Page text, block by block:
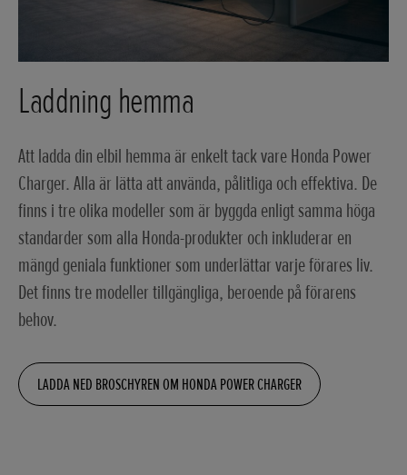
Laddning hemma
Att ladda din elbil hemma är enkelt tack vare Honda Power
Charger. Alla är lätta att använda, pålitliga och effektiva. De
finns i tre olika modeller som är byggda enligt samma höga
standarder som alla Honda-produkter och inkluderar en
mängd geniala funktioner som underlättar varje förares liv.
Det finns tre modeller tillgängliga, beroende på förarens
behov.
LADDA NED BROSCHYREN OM HONDA POWER CHARGER